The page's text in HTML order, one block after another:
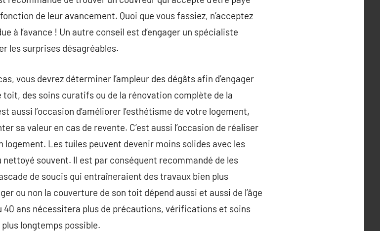
de leur avancement. Quoi que vous fassiez, n’acceptez
à l’avance ! Un autre conseil est d’engager un spécialiste
les surprises désagréables.
vous devrez déterminer l’ampleur des dégâts afin d’engager
des soins curatifs ou de la rénovation complète de la
l’occasion d’améliorer l’esthétisme de votre logement,
sa valeur en cas de revente. C’est aussi l’occasion de réaliser
Les tuiles peuvent devenir moins solides avec les
souvent. Il est par conséquent recommandé de les
de soucis qui entraîneraient des travaux bien plus
ou non la couverture de son toit dépend aussi et aussi de l’âge
40 ans nécessitera plus de précautions, vérifications et soins
longtemps possible.